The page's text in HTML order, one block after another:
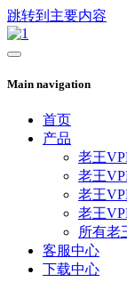
跳转到主要内容
Main navigation
首页
产品
老王
老王
老王
老王
所有老
客服中心
下载中心